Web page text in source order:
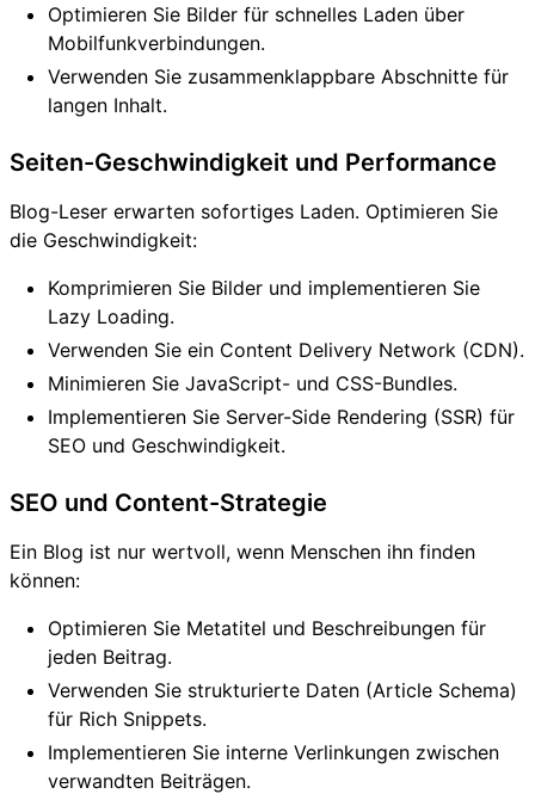
Optimieren Sie Bilder für schnelles Laden über
Mobilfunkverbindungen.
Verwenden Sie zusammenklappbare Abschnitte für
langen Inhalt.
Seiten-Geschwindigkeit und Performance
Blog-Leser erwarten sofortiges Laden. Optimieren Sie
die Geschwindigkeit:
Komprimieren Sie Bilder und implementieren Sie
Lazy Loading.
Verwenden Sie ein Content Delivery Network (CDN).
Minimieren Sie JavaScript- und CSS-Bundles.
Implementieren Sie Server-Side Rendering (SSR) für
SEO und Geschwindigkeit.
SEO und Content-Strategie
Ein Blog ist nur wertvoll, wenn Menschen ihn finden
können:
Optimieren Sie Metatitel und Beschreibungen für
jeden Beitrag.
Verwenden Sie strukturierte Daten (Article Schema)
für Rich Snippets.
Implementieren Sie interne Verlinkungen zwischen
verwandten Beiträgen.